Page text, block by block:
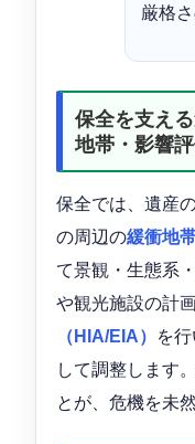
厳格
保全を支え
地帯・影響
保全では、遺産
の周辺の緩衝地
て景観・生態系
や観光施設の計
（HIA/EIA）
を
して調整します
とが、危機を未